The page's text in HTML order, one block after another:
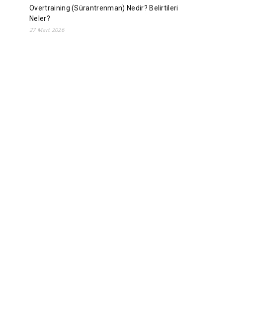
Overtraining (Sürantrenman) Nedir? Belirtileri
Neler?
27 Mart 2026